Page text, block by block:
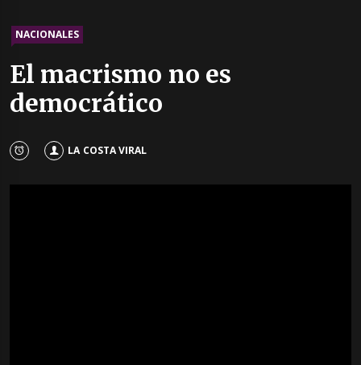
NACIONALES
El macrismo no es
democrático
LA COSTA VIRAL